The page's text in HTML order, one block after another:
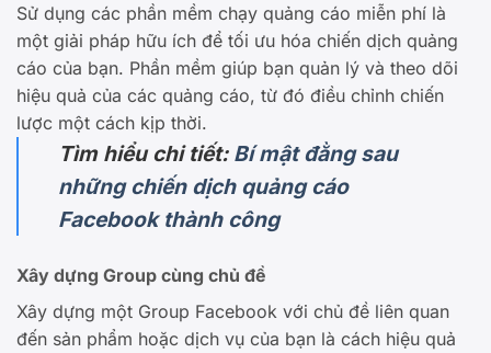
Sử dụng các phần mềm chạy quảng cáo miễn phí là
một giải pháp hữu ích để tối ưu hóa chiến dịch quảng
cáo của bạn. Phần mềm giúp bạn quản lý và theo dõi
hiệu quả của các quảng cáo, từ đó điều chỉnh chiến
lược một cách kịp thời.
Tìm hiểu chi tiết: Bí mật đằng sau
những chiến dịch quảng cáo
Facebook thành công
Xây dựng Group cùng chủ đề
Xây dựng một Group Facebook với chủ đề liên quan
đến sản phẩm hoặc dịch vụ của bạn là cách hiệu quả